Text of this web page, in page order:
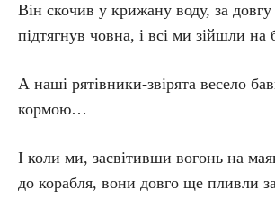
Він скочив у крижану воду, за
підтягнув човна, і всі ми зійшли на
А наші рятівники-звірята весело
кормою…
І коли ми, засвітивши вогонь на
до корабля, вони довго ще пливли